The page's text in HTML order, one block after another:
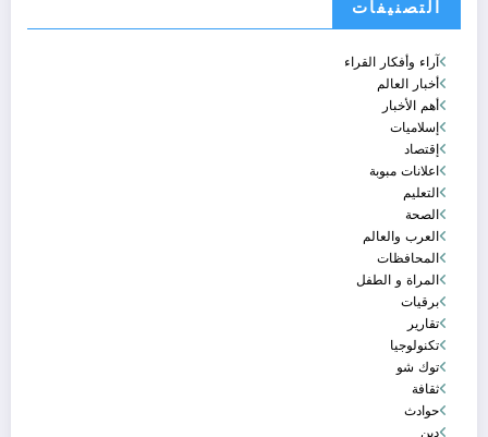
التصنيفات
آراء وأفكار القراء
أخبار العالم
أهم الأخبار
إسلاميات
إقتصاد
اعلانات مبوبة
التعليم
الصحة
العرب والعالم
المحافظات
المراة و الطفل
برقيات
تقارير
تكنولوجيا
توك شو
ثقافة
حوادث
دين